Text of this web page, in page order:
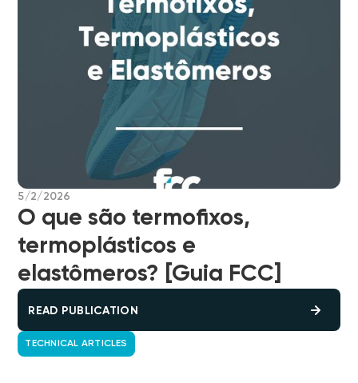
5/2/2026
O que são termofixos,
termoplásticos e
elastômeros? [Guia FCC]
READ PUBLICATION
TECHNICAL ARTICLES